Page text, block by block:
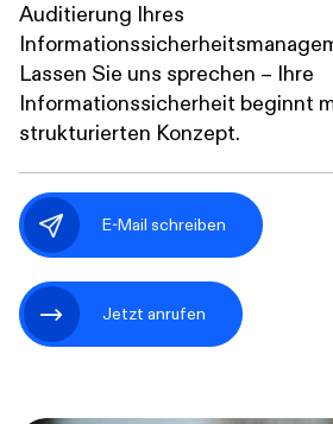
Auditierung Ihres
Lassen Sie uns sprechen – Ihre
Informationssicherheit beginnt
strukturierten Konzept.
E-Mail schreiben
Jetzt anrufen